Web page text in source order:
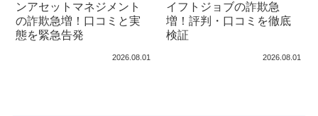
ンアセットマネジメント
の詐欺急増！口コミと実
態を緊急告発
2026.08.01
イフトジョブの詐欺急
増！評判・口コミを徹底
検証
2026.08.01